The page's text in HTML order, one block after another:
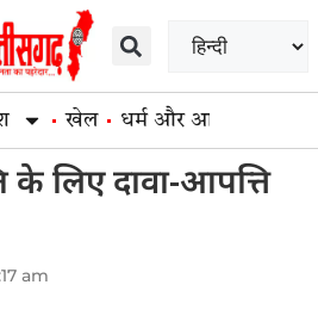
खेल धर्म और आस्था
लिए दावा-आपत्ति
am